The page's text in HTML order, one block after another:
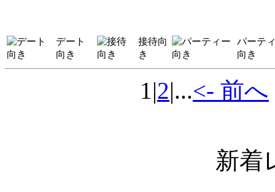
デート
向き
接待向
き
パーテ
向き
1|2|...<- 前へ
新着